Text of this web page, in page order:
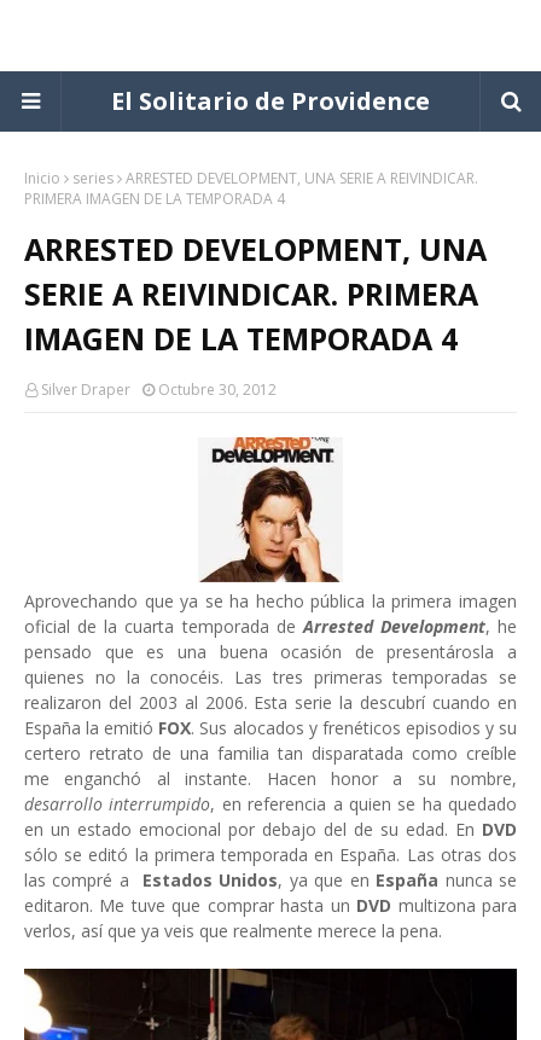
El Solitario de Providence
Inicio series ARRESTED DEVELOPMENT, UNA SERIE A REIVINDICAR.
PRIMERA IMAGEN DE LA TEMPORADA 4
ARRESTED DEVELOPMENT, UNA
SERIE A REIVINDICAR. PRIMERA
IMAGEN DE LA TEMPORADA 4
Silver Draper Octubre 30, 2012
Aprovechando que ya se ha hecho pública la primera imagen
oficial de la cuarta temporada deArrested Development, he
pensado que es una buena ocasión de presentárosla a
quienes no la conocéis. Las tres primeras temporadas se
realizaron del 2003 al 2006. Esta serie la descubrí cuando en
España la emitió FOX. Sus alocados y frenéticos episodios y su
certero retrato de una familia tan disparatada como creíble
me enganchó al instante. Hacen honor a su nombre,
desarrollo interrumpido, en referencia a quien se ha quedado
en un estado emocional por debajo del de su edad. En DVD
sólo se editó la primera temporada en España. Las otras dos
las compré a
Estados Unidos, ya que en España nunca se
editaron. Me tuve que comprar hasta un DVD multizona para
verlos, así que ya veis que realmente merece la pena.